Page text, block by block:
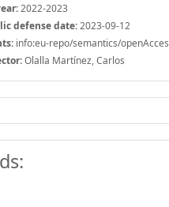
2022-2023
defense date:2023-09-12
info:eu-repo/semantics/
Olalla Martínez, Carlos